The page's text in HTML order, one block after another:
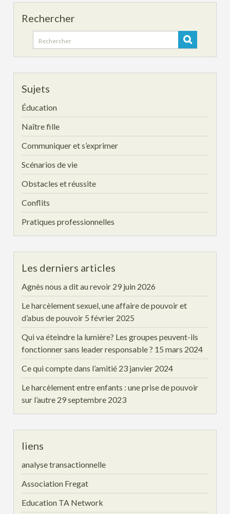
Rechercher
Search
for:
Sujets
Éducation
Naître fille
Communiquer et s’exprimer
Scénarios de vie
Obstacles et réussite
Conflits
Pratiques professionnelles
Les derniers articles
Agnès nous a dit au revoir 29 juin 2026
Le harcèlement sexuel, une affaire de pouvoir et
d’abus de pouvoir 5 février 2025
Qui va éteindre la lumière? Les groupes peuvent-ils
fonctionner sans leader responsable ? 15 mars 2024
Ce qui compte dans l’amitié 23 janvier 2024
Le harcèlement entre enfants : une prise de pouvoir
sur l’autre 29 septembre 2023
liens
analyse transactionnelle
Association Fregat
Education TA Network